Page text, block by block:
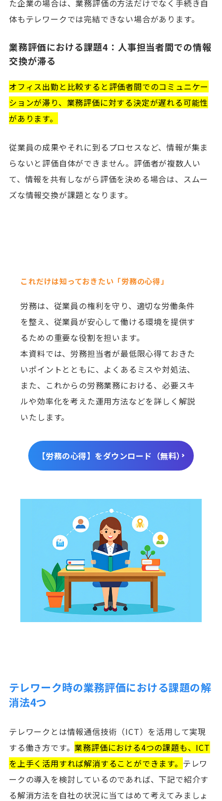
た企業の場合は、業務評価の方法だけでなく手続き自
体もテレワークでは完結できない場合があります。
業務評価における課題4：人事担当者間での情報
交換が滞る
オフィス出勤と比較すると評価者間でのコミュニケー
ションが滞り、業務評価に対する決定が遅れる可能性
があります。
従業員の成果やそれに到るプロセスなど、情報が集ま
らないと評価自体ができません。評価者が複数人い
て、情報を共有しながら評価を決める場合は、スムー
ズな情報交換が課題となります。
これだけは知っておきたい「労務の心得」
労務は、従業員の権利を守り、適切な労働条件
を整え、従業員が安心して働ける環境を提供す
るための重要な役割を担います。
本資料では、労務担当者が最低限心得ておきた
いポイントとともに、よくあるミスや対処法、
また、これからの労務業務における、必要スキ
ルや効率化を考えた運用方法などを詳しく解説
いたします。
【労務の心得】をダウンロード（無料）
テレワーク時の業務評価における課題の解
消法4つ
テレワークとは情報通信技術（ICT）を活用して実現
する働き方です。業務評価における4つの課題も、ICT
を上手く活用すれば解消することができます。 テレワ
ークの導入を検討しているのであれば、下記で紹介す
る解消方法を自社の状況に当てはめて考えてみましょ